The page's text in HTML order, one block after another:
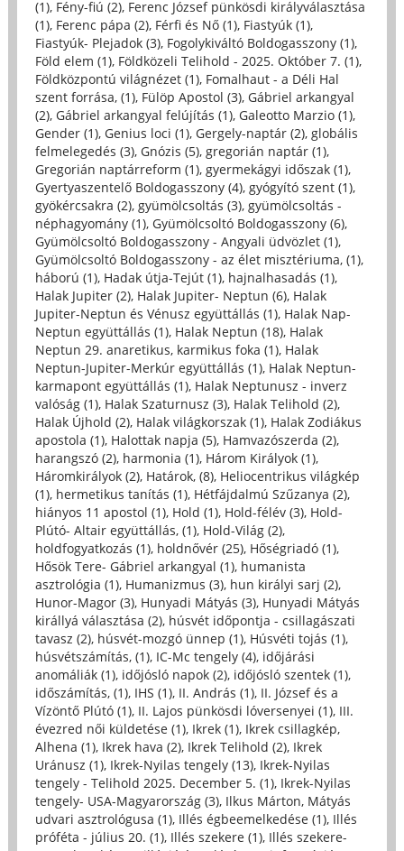
(1), Fény-fiú (2), Ferenc József pünkösdi királyválasztása
(1), Ferenc pápa (2), Férfi és Nő (1), Fiastyúk (1),
Fiastyúk- Plejadok (3), Fogolykiváltó Boldogasszony (1),
Föld elem (1), Földközeli Telihold - 2025. Október 7. (1),
Földközpontú világnézet (1), Fomalhaut - a Déli Hal
szent forrása, (1), Fülöp Apostol (3), Gábriel arkangyal
(2), Gábriel arkangyal felújítás (1), Galeotto Marzio (1),
Gender (1), Genius loci (1), Gergely-naptár (2), globális
felmelegedés (3), Gnózis (5), gregorián naptár (1),
Gregorián naptárreform (1), gyermekágyi időszak (1),
Gyertyaszentelő Boldogasszony (4), gyógyító szent (1),
gyökércsakra (2), gyümölcsoltás (3), gyümölcsoltás -
néphagyomány (1), Gyümölcsoltó Boldogasszony (6),
Gyümölcsoltó Boldogasszony - Angyali üdvözlet (1),
Gyümölcsoltó Boldogasszony - az élet misztériuma, (1),
háború (1), Hadak útja-Tejút (1), hajnalhasadás (1),
Halak Jupiter (2), Halak Jupiter- Neptun (6), Halak
Jupiter-Neptun és Vénusz együttállás (1), Halak Nap-
Neptun együttállás (1), Halak Neptun (18), Halak
Neptun 29. anaretikus, karmikus foka (1), Halak
Neptun-Jupiter-Merkúr együttállás (1), Halak Neptun-
karmapont együttállás (1), Halak Neptunusz - inverz
valóság (1), Halak Szaturnusz (3), Halak Telihold (2),
Halak Újhold (2), Halak világkorszak (1), Halak Zodiákus
apostola (1), Halottak napja (5), Hamvazószerda (2),
harangszó (2), harmonia (1), Három Királyok (1),
Háromkirályok (2), Határok, (8), Heliocentrikus világkép
(1), hermetikus tanítás (1), Hétfájdalmú Szűzanya (2),
hiányos 11 apostol (1), Hold (1), Hold-félév (3), Hold-
Plútó- Altair együttállás, (1), Hold-Világ (2),
holdfogyatkozás (1), holdnővér (25), Hőségriadó (1),
Hősök Tere- Gábriel arkangyal (1), humanista
asztrológia (1), Humanizmus (3), hun királyi sarj (2),
Hunor-Magor (3), Hunyadi Mátyás (3), Hunyadi Mátyás
királlyá választása (2), húsvét időpontja - csillagászati
tavasz (2), húsvét-mozgó ünnep (1), Húsvéti tojás (1),
húsvétszámítás, (1), IC-Mc tengely (4), időjárási
anomáliák (1), időjósló napok (2), időjósló szentek (1),
időszámítás, (1), IHS (1), II. András (1), II. József és a
Vízöntő Plútó (1), II. Lajos pünkösdi lóversenyei (1), III.
évezred női küldetése (1), Ikrek (1), Ikrek csillagkép,
Alhena (1), Ikrek hava (2), Ikrek Telihold (2), Ikrek
Uránusz (1), Ikrek-Nyilas tengely (13), Ikrek-Nyilas
tengely - Telihold 2025. December 5. (1), Ikrek-Nyilas
tengely- USA-Magyarország (3), Ilkus Márton, Mátyás
udvari asztrológusa (1), Illés égbeemelkedése (1), Illés
próféta - július 20. (1), Illés szekere (1), Illés szekere-